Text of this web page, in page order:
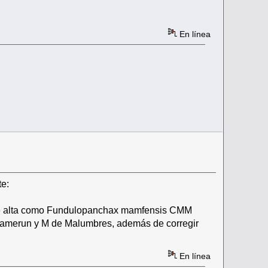
En línea
como Fundulopanchax mamfensis CMM
y M de Malumbres, además de corregir
En línea